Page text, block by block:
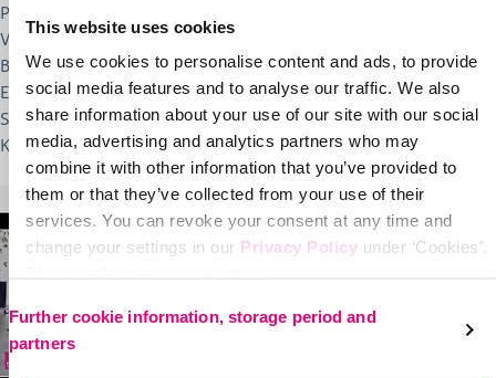
This website uses cookies
We use cookies to personalise content and ads, to provide
social media features and to analyse our traffic. We also
share information about your use of our site with our social
media, advertising and analytics partners who may
combine it with other information that you’ve provided to
them or that they’ve collected from your use of their
services. You can revoke your consent at any time and
change your settings in our Privacy Policy under ‘Cookies’.
Further cookie information, storage period and
partners
Profitieren Sie von Werbemitteln, Fotos und Videos, Anzeigen-
Vorlagen und vielem mehr. Mit professionellen Marketing-
Bausteinen zaubern Sie eine ansprechende Schaufenster-Deko.
Erstellen Sie einfach Social Media und Presse- Beiträge und sorgen
Sie mit Ihrem umfassenden Service für eine starke
Kundenbindung.